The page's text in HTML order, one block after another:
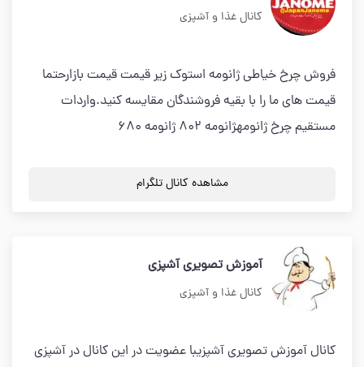
کانال غذا و آشپزی
فروش چرخ خیاطی ژانومه استوک زیر قیمت قیمت بازارحتما
قیمت های ما را با بقیه فروشندگان مقایسه کنید.واردات
مستقیم چرخ ژانومهژانومه 802 ژانومه 680
مشاهده کانال تلگرام
آموزش تصویری آشپزی
کانال غذا و آشپزی
کانال آموزش تصویری آشپزیبا عضویت در این کانال در آشپزی